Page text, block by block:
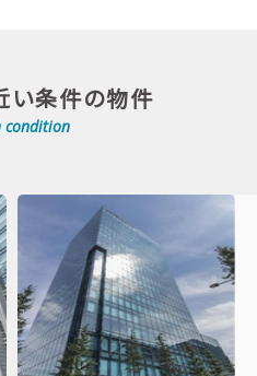
い条件の物件
condition